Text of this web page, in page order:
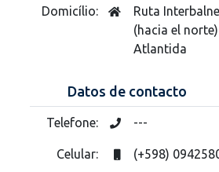
Domicílio:
Ruta
(hacia el norte)
Atlantida
Datos de contacto
Telefone: ---
Celular: (+598)